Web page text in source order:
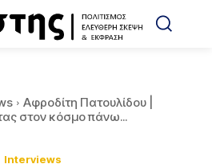
Αφροδίτη Πατουλίδου |
στον κόσμο πάνω...
Interviews